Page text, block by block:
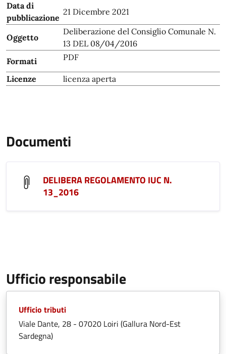
Data di
pubblicazione
21 Dicembre 2021
Oggetto
Deliberazione del Consiglio Comunale N.
13 DEL 08/04/2016
Formati
PDF
Licenze licenza aperta
Documenti
DELIBERA REGOLAMENTO IUC N.
13_2016
Ufficio responsabile
Ufficio tributi
Viale Dante, 28 - 07020 Loiri (Gallura Nord-Est
Sardegna)